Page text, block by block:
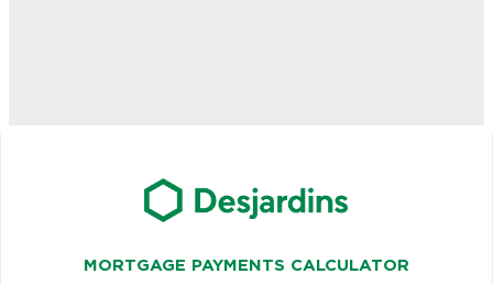
MORTGAGE PAYMENTS CALCULATOR